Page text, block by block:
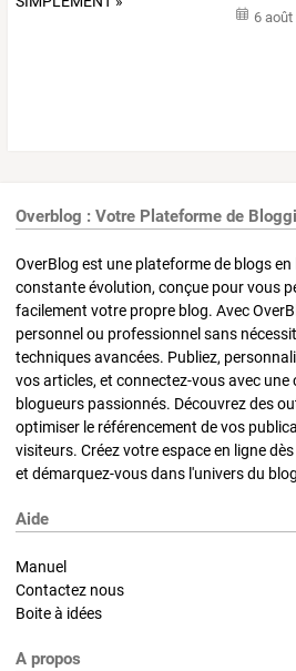
6 août
Overblog : Votre Plateforme de
OverBlog est une plateforme de blogs en
constante évolution, conçue pour vous
facilement votre propre blog. Avec
personnel ou professionnel sans
techniques avancées. Publiez,
vos articles, et connectez-vous avec
blogueurs passionnés. Découvrez des
optimiser le référencement de vos
visiteurs. Créez votre espace en ligne
et démarquez-vous dans l'univers du
Aide
Manuel
Contactez nous
Boite à idées
A propos